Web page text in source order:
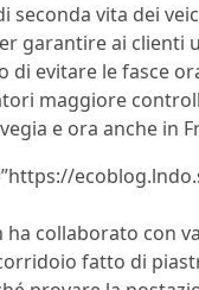
vita dei
garantire ai
di evitare le fasce
maggiore
e ora anche in
ha collaborato con
fatto di